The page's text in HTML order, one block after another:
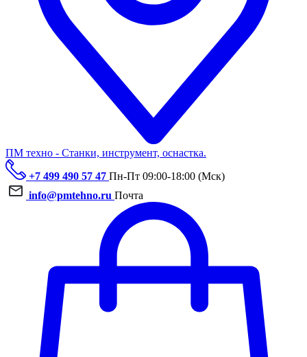
ПМ техно - Станки, инструмент, оснастка.
+7 499 490 57 47 Пн-Пт 09:00-18:00 (Мск)
info@pmtehno.ru Почта